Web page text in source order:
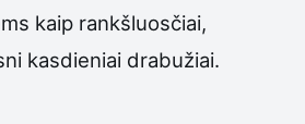
kaip rankšluosčiai,
kasdieniai drabužiai.